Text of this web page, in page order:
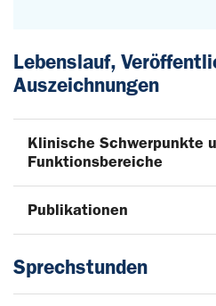
Lebenslauf,
Auszeichnungen
Klinische Schwerpunkte
Funktionsbereiche
Publikationen
Sprechstunden